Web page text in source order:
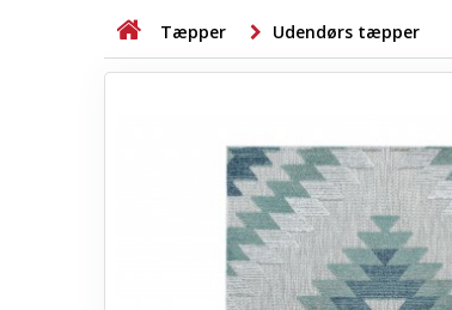
Tæpper Udendørs tæpper